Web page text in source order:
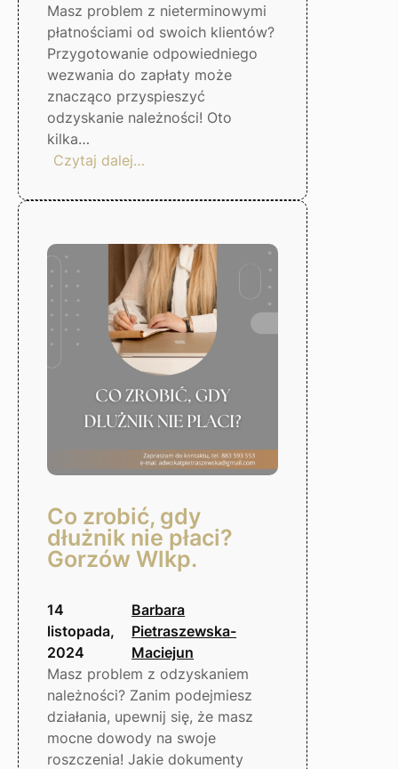
Masz problem z nieterminowymi
płatnościami od swoich klientów?
Przygotowanie odpowiedniego
wezwania do zapłaty może
znacząco przyspieszyć
odzyskanie należności! Oto
kilka…
Czytaj dalej…
do
Gorzów
Wlkp.
Co zrobić, gdy
dłużnik nie płaci?
Gorzów Wlkp.
14
listopada,
2024
Barbara
Pietraszewska-
Maciejun
Masz problem z odzyskaniem
należności? Zanim podejmiesz
działania, upewnij się, że masz
mocne dowody na swoje
roszczenia! Jakie dokumenty